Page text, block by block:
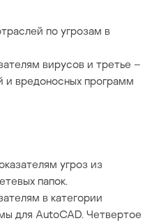
по угрозам в
вирусов и третье –
и вредоносных программ
угроз из
папок.
в категории
для AutoCAD. Четвертое